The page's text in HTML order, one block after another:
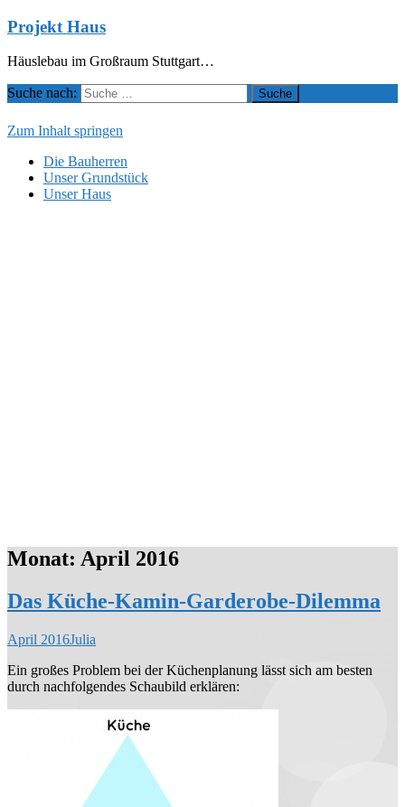
Projekt Haus
Häuslebau im Großraum Stuttgart…
Suche nach:
Zum Inhalt springen
Die Bauherren
Unser Grundstück
Unser Haus
Monat: April 2016
Das Küche-Kamin-Garderobe-Dilemma
April 2016Julia
Ein großes Problem bei der Küchenplanung lässt sich am besten
durch nachfolgendes Schaubild erklären: